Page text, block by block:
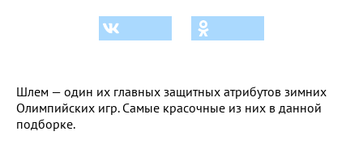
Шлем — один их главных защитных атрибутов зимних
Олимпийских игр. Самые красочные из них в данной
подборке.